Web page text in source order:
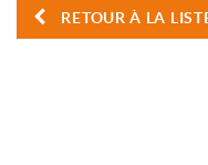
RETOUR À LA